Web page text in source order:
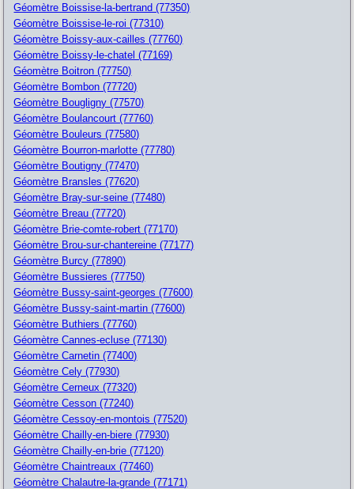
Géomètre Boissise-la-bertrand (77350)
Géomètre Boissise-le-roi (77310)
Géomètre Boissy-aux-cailles (77760)
Géomètre Boissy-le-chatel (77169)
Géomètre Boitron (77750)
Géomètre Bombon (77720)
Géomètre Bougligny (77570)
Géomètre Boulancourt (77760)
Géomètre Bouleurs (77580)
Géomètre Bourron-marlotte (77780)
Géomètre Boutigny (77470)
Géomètre Bransles (77620)
Géomètre Bray-sur-seine (77480)
Géomètre Breau (77720)
Géomètre Brie-comte-robert (77170)
Géomètre Brou-sur-chantereine (77177)
Géomètre Burcy (77890)
Géomètre Bussieres (77750)
Géomètre Bussy-saint-georges (77600)
Géomètre Bussy-saint-martin (77600)
Géomètre Buthiers (77760)
Géomètre Cannes-ecluse (77130)
Géomètre Carnetin (77400)
Géomètre Cely (77930)
Géomètre Cerneux (77320)
Géomètre Cesson (77240)
Géomètre Cessoy-en-montois (77520)
Géomètre Chailly-en-biere (77930)
Géomètre Chailly-en-brie (77120)
Géomètre Chaintreaux (77460)
Géomètre Chalautre-la-grande (77171)